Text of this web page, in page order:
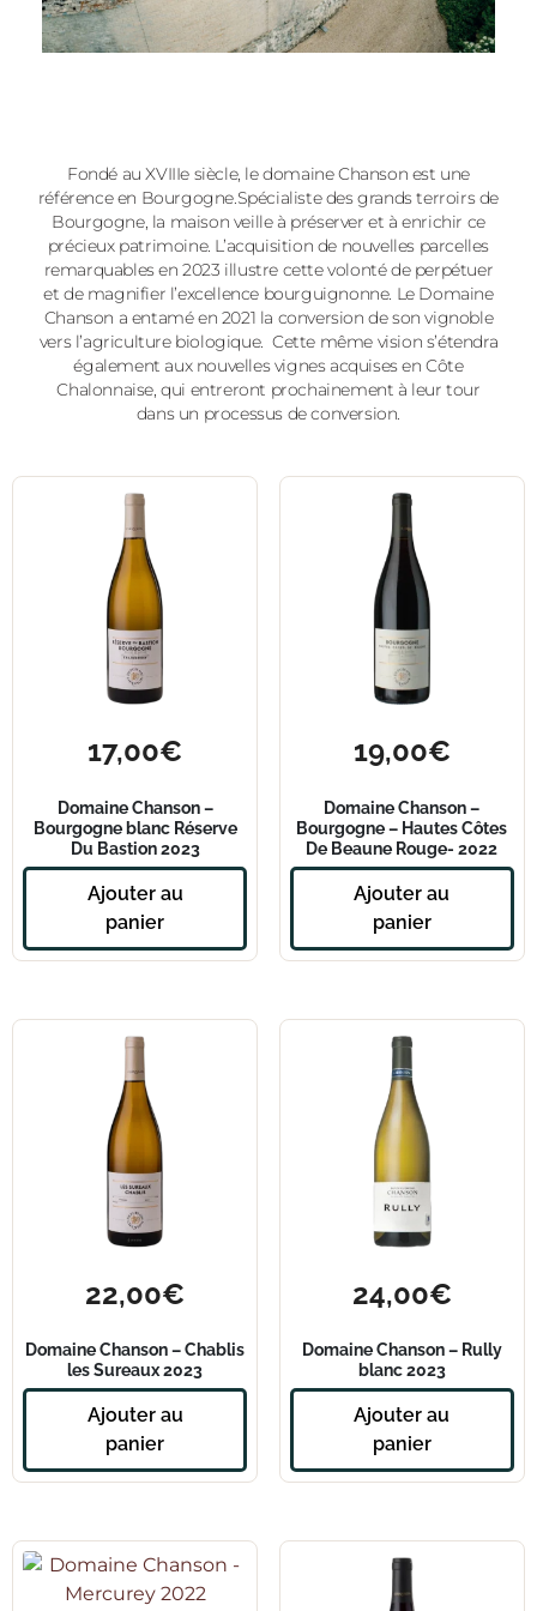
Fondé au XVIIIe siècle, le domaine Chanson est une
référence en Bourgogne.Spécialiste des grands terroirs de
Bourgogne, la maison veille à préserver et à enrichir ce
précieux patrimoine. L’acquisition de nouvelles parcelles
remarquables en 2023 illustre cette volonté de perpétuer
et de magnifier l’excellence bourguignonne. Le Domaine
Chanson a entamé en 2021 la conversion de son vignoble
vers l’agriculture biologique. Cette même vision s’étendra
également aux nouvelles vignes acquises en Côte
Chalonnaise, qui entreront prochainement à leur tour
dans un processus de conversion.
17,00€
Domaine Chanson –
Bourgogne blanc Réserve
Du Bastion 2023
Ajouter au
panier
19,00€
Domaine Chanson –
Bourgogne – Hautes Côtes
De Beaune Rouge- 2022
Ajouter au
panier
22,00€
Domaine Chanson – Chablis
les Sureaux 2023
Ajouter au
panier
24,00€
Domaine Chanson – Rully
blanc 2023
Ajouter au
panier